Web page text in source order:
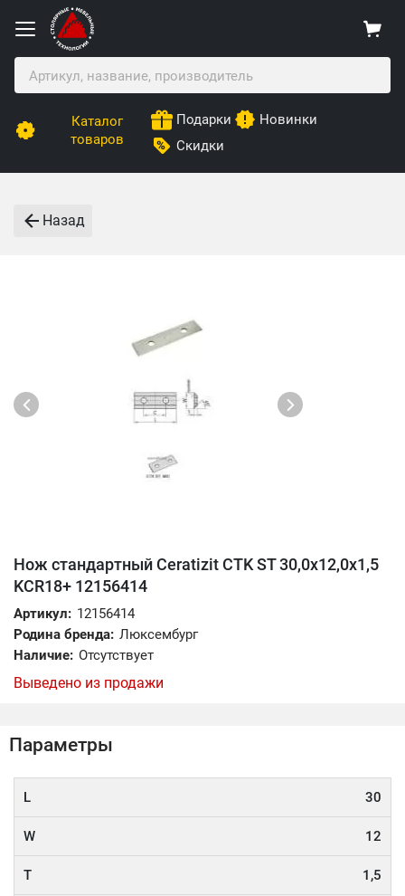
Каталог
товаров
Подарки
Новинки
Скидки
Назад
Нож стандартный Ceratizit CTK ST 30,0x12,0x1,5
KCR18+ 12156414
Артикул: 12156414
Родина бренда: Люксембург
Наличие: Отсутствует
Выведено из продажи
Параметры
L 30
W 12
T 1,5